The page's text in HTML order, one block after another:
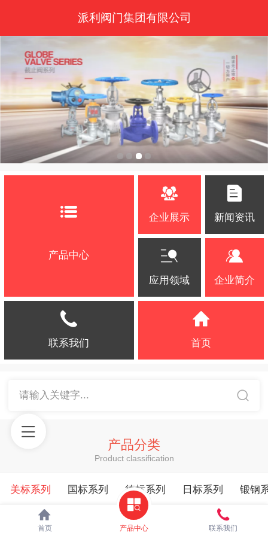
派利阀门集团有限公司
产品中心
企业展示 新闻资讯
应用领域 企业简介
联系我们 首页
请输入关键字...
产品分类
Product classification
美标系列 国标系列 德标系列 日标系列 锻钢
首页 产品中心 联系我们